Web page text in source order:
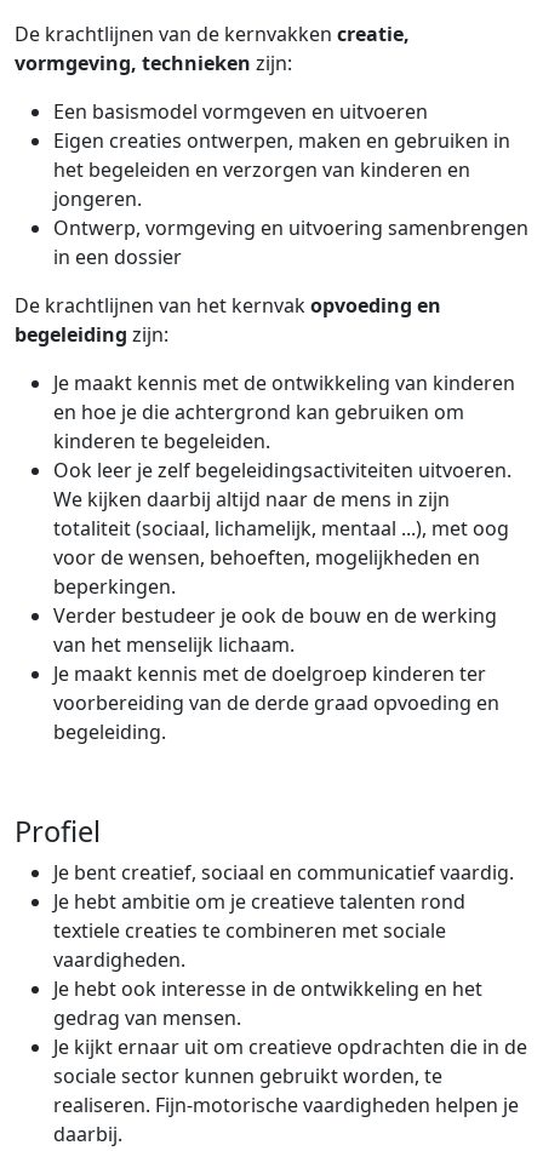
De krachtlijnen van de kernvakken creatie,
vormgeving, technieken zijn:
Een basismodel vormgeven en uitvoeren
Eigen creaties ontwerpen, maken en gebruiken in
het begeleiden en verzorgen van kinderen en
jongeren.
Ontwerp, vormgeving en uitvoering samenbrengen
in een dossier
De krachtlijnen van het kernvakopvoeding en
begeleiding zijn:
Je maakt kennis met de ontwikkeling van kinderen
en hoe je die achtergrond kan gebruiken om
kinderen te begeleiden.
Ook leer je zelf begeleidingsactiviteiten uitvoeren.
We kijken daarbij altijd naar de mens in zijn
totaliteit (sociaal, lichamelijk, mentaal ...), met oog
voor de wensen, behoeften, mogelijkheden en
beperkingen.
Verder bestudeer je ook de bouw en de werking
van het menselijk lichaam.
Je maakt kennis met de doelgroep kinderen ter
voorbereiding van de derde graad opvoeding en
begeleiding.
Profiel
Je bent creatief, sociaal en communicatief vaardig.
Je hebt ambitie om je creatieve talenten rond
textiele creaties te combineren met sociale
vaardigheden.
Je hebt ook interesse in de ontwikkeling en het
gedrag van mensen.
Je kijkt ernaar uit om creatieve opdrachten die in de
sociale sector kunnen gebruikt worden, te
realiseren. Fijn-motorische vaardigheden helpen je
daarbij.